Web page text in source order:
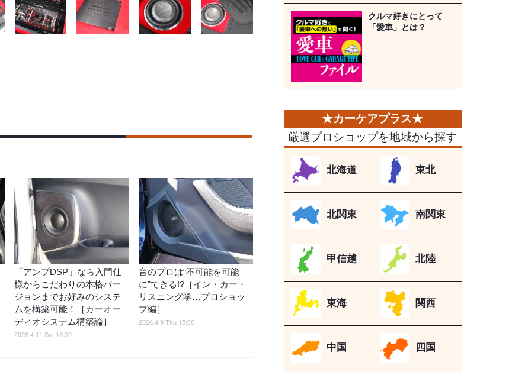
「アンプDSP」なら入門仕
様からこだわりの本格バー
ジョンまでお好みのシステ
ムを構築可能！［カーオー
ディオシステム構築論］
2026.4.11 Sat 18:00
音のプロは“不可能を可能
に”できる!?［イン・カー・
リスニング学…プロショッ
プ編］
2026.4.9 Thu 15:00
クルマ好きにとって
「愛車」とは？
厳選プロショップを地域から探す
北海道 東北
北関東 南関東
甲信越 北陸
東海 関西
中国 四国